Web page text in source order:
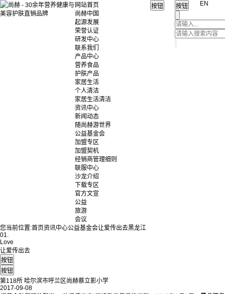
网站首页
尚赫中国
起源发展
荣誉认证
研发中心
联系我们
产品中心
营养食品
护肤产品
家居生活
个人清洁
家居生活清洁
资讯中心
新闻动态
随尚赫游世界
公益基金会
加盟专区
加盟契机
经销商管理细则
联服中心
沙龙介绍
下载专区
官方文宣
公益
旅游
会议
EN
您当前位置:首页资讯中心公益基金会让爱传出去黑龙江
01.
Love
让爱传出去
第118所 哈尔滨市呼兰区尚赫蔡立影小学
2017-09-08